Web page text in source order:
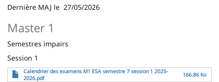
Dernière MAJ le 27/05/2026
Master 1
Semestres impairs
Session 1
FichierCalendrier des examens M1 ESA semestre 7 session 1 2025-
2026.pdf
166.86 Ko